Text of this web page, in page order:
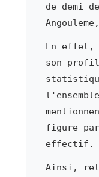
de demi
En effet,
son profil
figure
effectif.
Ainsi,